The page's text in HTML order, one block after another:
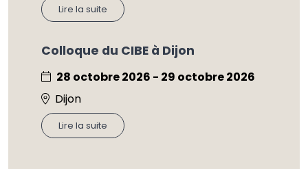
Lire la suite
Colloque du CIBE à Dijon
28 octobre 2026 - 29 octobre 2026
Dijon
Lire la suite